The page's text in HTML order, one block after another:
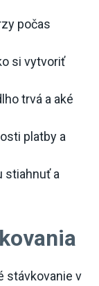
počas
si vytvoriť
trvá a aké
platby a
stiahnuť a
stávkovanie v